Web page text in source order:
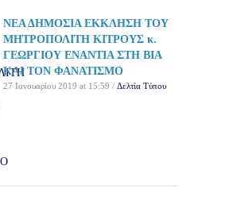
ΝΕΑ ΔΗΜΟΣΙΑ ΕΚΚΛΗΣΗ ΤΟΥ
ΜΗΤΡΟΠΟΛΙΤΗ ΚΙΤΡΟΥΣ κ.
ΓΕΩΡΓΙΟΥ ΕΝΑΝΤΙΑ ΣΤΗ ΒΙΑ
ΚΑΙ ΤΟΝ ΦΑΝΑΤΙΣΜΟ
27 Ιανουαρίου 2019 at 15:59 / Δελτία Τύπου